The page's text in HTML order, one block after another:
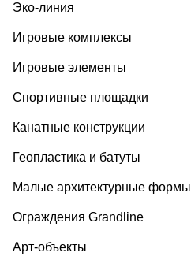
Эко-линия
Игровые комплексы
Игровые элементы
Спортивные площадки
Канатные конструкции
Геопластика и батуты
Малые архитектурные формы
Ограждения Grandline
Арт-объекты